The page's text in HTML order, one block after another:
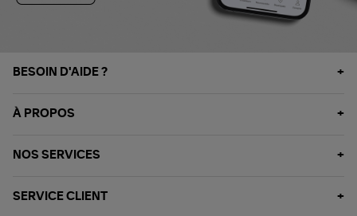
BESOIN D'AIDE ?
À PROPOS
NOS SERVICES
SERVICE CLIENT